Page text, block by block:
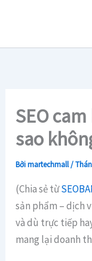
SEO
sao
Bởimartechmall/
(Chia sẻ từ
sản phẩm – dịch
và dù trực tiếp
mang lại doanh